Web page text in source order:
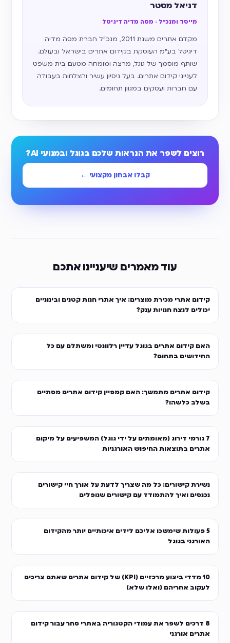
דניאל מסטר
מייסד ומנכ״ל · מסה מדיה דיגיטל
מקדם אתרים משנת 2011, מנכ״ל חברת מסה מדיה
דיגיטל בע״מ העוסקת בקידום אתרים בישראל ובעולם.
שותף מוסמך של גוגל, מרצה ומומחה מטעם בית משפט
לענייני קידום אתרים. בעל ניסיון עשיר והצלחות בעבודה
עם חברות ועסקים במגוון תחומים.
רוצים לשפר את הנראות שלכם בגוגל ובמנועי AI?
קבלו אבחון מקצועי ←
עוד מאמרים שיעניינו אתכם
קידום אתרי מכירת מוצרים: איך אתרי חנות קטנים ובינוניים
יכולים לנצח חנויות ענק?
האם קידום אתרים בגוגל עדיין רלוונטי ומשתלם עם כל
החידושים בתחום?
קידום אתרים מתמשך: האם קמפיין קידום אתרים מסתיים
בשלב כלשהו?
7 גורמי דירוג (מאומתים על ידי גוגל) המשפיעים על מיקום
אתרים בתוצאות החיפוש האורגניות
נשירת קישורים: כל מה שצריך לדעת על אורך חיי קישורים
נכנסים ואיך להתמודד עם קישורים שנופלים
5 פעולות שימשכו אליכם לידים איכותיים יותר מהקידום
האורגני בגוגל
10 מדדי ביצוע מרכזיים (KPI) של קידום אתרים שאתם צריכים
לעקוב אחריהם (ואלו שלא)
8 דרכים לשפר את עמודי הקטגוריה באתרי סחר עבור קידום
אתרים אורגני